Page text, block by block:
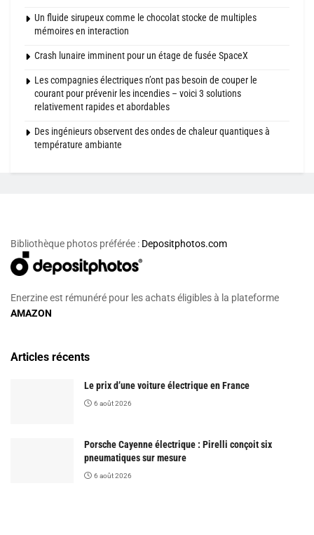
Un fluide sirupeux comme le chocolat stocke de multiples
mémoires en interaction
Crash lunaire imminent pour un étage de fusée SpaceX
Les compagnies électriques n’ont pas besoin de couper le
courant pour prévenir les incendies – voici 3 solutions
relativement rapides et abordables
Des ingénieurs observent des ondes de chaleur quantiques à
température ambiante
Bibliothèque photos préférée : Depositphotos.com
Enerzine est rémunéré pour les achats éligibles à la plateforme
AMAZON
Articles récents
Le prix d’une voiture électrique en France
6 août 2026
Porsche Cayenne électrique : Pirelli conçoit six
pneumatiques sur mesure
6 août 2026